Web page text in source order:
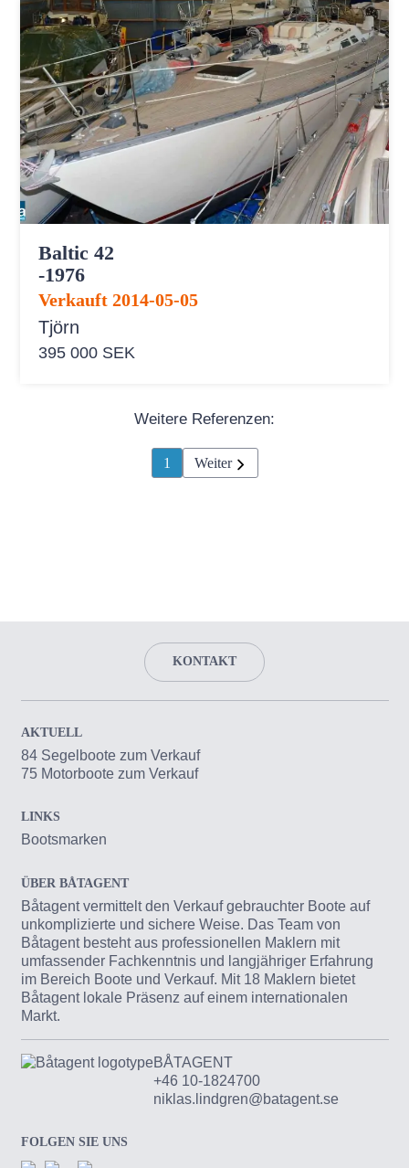
Baltic 42
-1976
Verkauft 2014-05-05
Tjörn
395 000 SEK
Weitere Referenzen:
1 Weiter
KONTAKT
AKTUELL
84 Segelboote zum Verkauf
75 Motorboote zum Verkauf
LINKS
Bootsmarken
ÜBER BÅTAGENT
Båtagent vermittelt den Verkauf gebrauchter Boote auf
unkomplizierte und sichere Weise. Das Team von
Båtagent besteht aus professionellen Maklern mit
umfassender Fachkenntnis und langjähriger Erfahrung
im Bereich Boote und Verkauf. Mit 18 Maklern bietet
Båtagent lokale Präsenz auf einem internationalen
Markt.
BÅTAGENT
+46 10-1824700
niklas.lindgren@batagent.se
FOLGEN SIE UNS